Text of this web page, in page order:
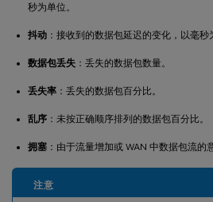
秒为单位。
抖动 ：接收到的数据包延迟的变化，以毫秒
数据包丢失 ：丢失的数据包数量。
丢失率 ：丢失的数据包百分比。
乱序 ：未按正确顺序排列的数据包百分比。
拥塞 ：由于流量增加或 WAN 中数据包流的
注意